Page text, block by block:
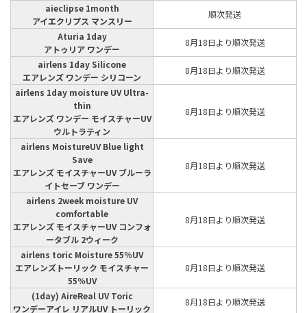
aieclipse 1month
アイエクリプス マンスリー
順次発送
Aturia 1day
アトゥリア ワンデー
8月18日より順次発送
airlens 1day Silicone
エアレンズ ワンデー シリコーン
8月18日より順次発送
airlens 1day moisture UV Ultra-
thin
エアレンズ ワンデー モイスチャーUV
ウルトラティン
8月18日より順次発送
airlens MoistureUV Blue light
Save
エアレンズ モイスチャーUV ブルーラ
イトセーブ ワンデー
8月18日より順次発送
airlens 2week moisture UV
comfortable
エアレンズ モイスチャーUV コンフォ
ータブル 2ウィーク
8月18日より順次発送
airlens toric Moisture 55％UV
エアレンズトーリック モイスチャー
55％UV
8月18日より順次発送
(1day) AireReal UV Toric
ワンデーアイレ リアルUV トーリック
8月18日より順次発送